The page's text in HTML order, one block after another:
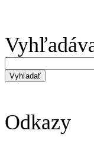
Odkazy